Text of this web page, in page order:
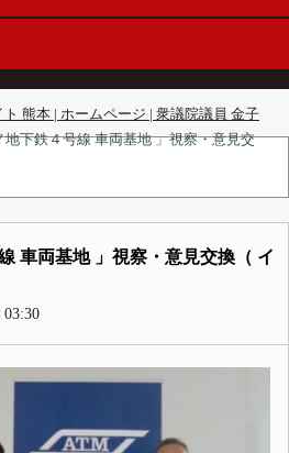
熊本 | ホームページ | 衆議院議員 金子
地下鉄４号線 車両基地 」視察・意見交
車両基地 」視察・意見交換（ イ